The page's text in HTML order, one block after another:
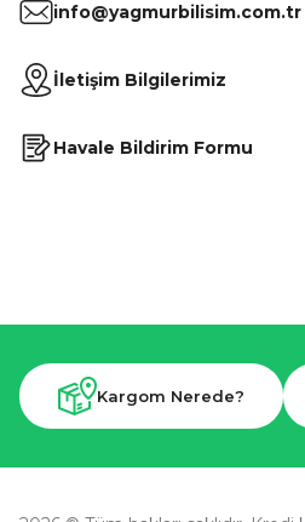
info@yagmurbilisim.com.tr
İletişim Bilgilerimiz
Havale Bildirim Formu
Kargom Nerede?